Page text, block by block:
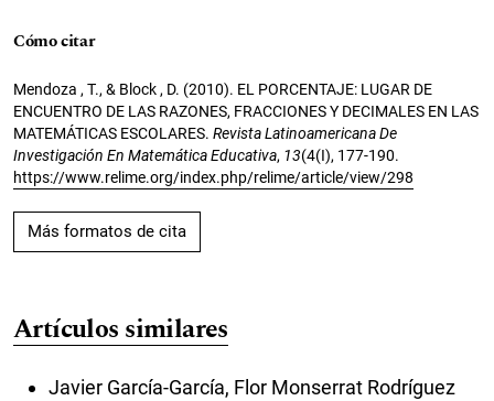
Cómo citar
Mendoza , T., & Block , D. (2010). EL PORCENTAJE: LUGAR DE
ENCUENTRO DE LAS RAZONES, FRACCIONES Y DECIMALES EN LAS
MATEMÁTICAS ESCOLARES. Revista Latinoamericana De
Investigación En Matemática Educativa, 13(4(I), 177-190.
https://www.relime.org/index.php/relime/article/view/298
Más formatos de cita
Artículos similares
Javier García-García, Flor Monserrat Rodríguez